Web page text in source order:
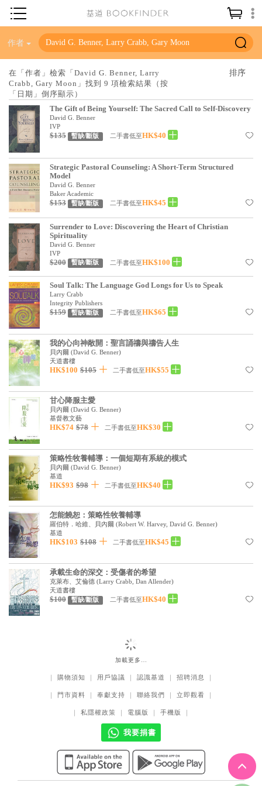
神學／教義
聖經
信仰入門
教會歷史
信徒生活
教會事工
分齡牧養
社會／倫理
哲學／宗教比較
見證／傳記
文藝／勵志
童書
精選影音
其他
得獎作品推介
暢銷榜
中文二手書
英文二手書
精選英文書
電子書
基道 Top 50
作者
在「作者」檢索「David G. Benner, Larry
Crabb, Gary Moon」找到 9 項檢索結果（按
「日期」倒序顯示）
The Gift of Being Yourself: The Sacred Call to Self-Discovery
David G. Benner
IVP
$135 暫缺/斷版 二手書低至HK$40
Strategic Pastoral Counseling: A Short-Term Structured
Model
David G. Benner
Baker Academic
$153 暫缺/斷版 二手書低至HK$45
Surrender to Love: Discovering the Heart of Christian
Spirituality
David G. Benner
IVP
$200 暫缺/斷版 二手書低至HK$100
Soul Talk: The Language God Longs for Us to Speak
Larry Crabb
Integrity Publishers
$159 暫缺/斷版 二手書低至HK$65
我的心向神敞開：聖言誦禱與禱告人生
貝內爾 (David G. Benner)
天道書樓
HK$100 $105 二手書低至HK$55
甘心降服主愛
貝內爾 (David G. Benner)
基督教文藝
HK$74 $78 二手書低至HK$30
策略性牧養輔導：一個短期有系統的模式
貝內爾 (David G. Benner)
基道
HK$93 $98 二手書低至HK$40
怎能饒恕：策略性牧養輔導
羅伯特．哈維、貝內爾 (Robert W. Harvey, David G. Benner)
基道
HK$103 $108 二手書低至HK$45
承載生命的深交：受傷者的希望
克萊布、艾倫德 (Larry Crabb, Dan Allender)
天道書樓
$100 暫缺/斷版 二手書低至HK$40
加載更多…
｜ 購物須知 ｜ 用戶協議 ｜ 認識基道 ｜ 招聘消息 ｜
｜ 門市資料 ｜ 奉獻支持 ｜ 聯絡我們 ｜ 立即觀看 ｜
｜ 私隱權政策 ｜ 電腦版 ｜ 手機版 ｜
我要捐書